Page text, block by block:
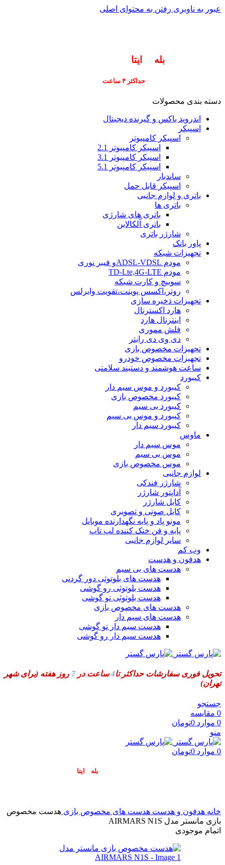
عبور به ناوبری رفتن به محتوای اصلی
بله ایتا
حداکثر ۴ ساعت
دسته بندی محصولات
اندروید باکس و گیرنده دیجیتال
اسپیکر
اسپیکر کامپیوتر
اسپیکر کامپیوتر 2.1
اسپیکر کامپیوتر 3.1
اسپیکر کامپیوتر 5.1
ساندبار
اسپیکر قابل حمل
باتری و لوازم جانبی
باتری ها
باتری های شارژی
باتری آلکالاین
شارژر باتری
پاور بانک
تجهیزات شبکه
مودم ADSL-VDSLو فیبر نوری
مودم TD-Lte,4G-LTE
سوییچ و کارت شبکه
روتر،اکسس پوینت،تقویت وایرلس
تجهیزات ذخیره سازی
هارد اکسترنال
اینترنال هارد
فلش مموری
دی وی دی رایتر
تجهیزات مخصوص بازی
تجهیزات مخصوص خودرو
ساعت هوشمند و دستبند سلامتی
کیبورد
کیبورد و موس سیم دار
کیبورد مخصوص بازی
کیبورد بی سیم
کیبورد و موس بی سیم
کیبورد سیم دار
ماوس
موس سیم دار
موس بی سیم
موس مخصوص بازی
لوازم جانبی
شارژر فندکی
آداپتور شارژر
کابل شارژر
کابل صوتی و تصویری
مونو پاد و پایه نگهدارنده موبایل
پایه و فن خنک کننده لپ تاپ
سایر لوازم جانبی
وب کم
هدفون و هدست
هدست های بی سیم
هدست های بلوتوثی دور گردنی
هدست بلوتوثی رو گوشی
هدست بلوتوثی تو گوشی
هدست های مخصوص بازی
هدست های سیم دار
هدست سیم دار تو گوشی
هدست سیم دار رو گوشی
تحویل فوری سفارشات حداکثر تا4ساعت در7 روز هفته (برای شهر
تهران)
جستجو
0 مقایسه
0 موارد 0تومان
منو
0 موارد 0تومان
بله ایتا
خانه هدفون و هدست هدست های مخصوص بازی هدست مخصوص
بازی مانستر مدل AIRMARS N1S
اتمام موجودی